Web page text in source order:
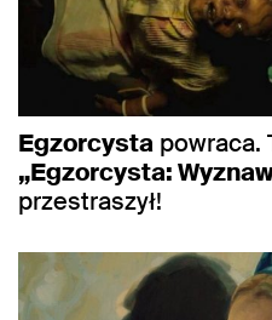
Egzorcysta powraca.
„Egzorcysta:
przestraszył!